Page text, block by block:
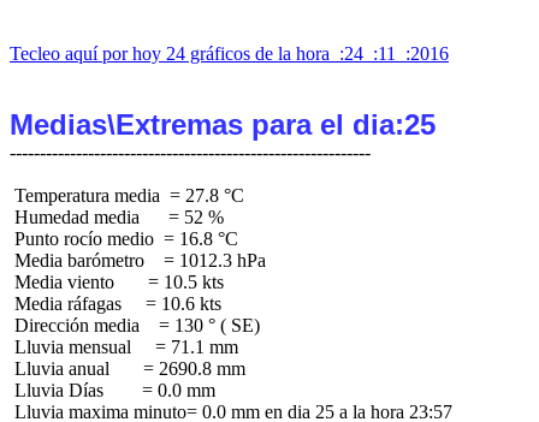
Tecleo aquí por hoy 24 gráficos de la hora  :24  :11  :2016
Medias\Extremas para el dia:25
Temperatura media  = 27.8 °C
Humedad media      = 52 %
Punto rocío medio  = 16.8 °C
Media barómetro    = 1012.3 hPa
Media viento       = 10.5 kts
Media ráfagas     = 10.6 kts
Dirección media    = 130 ° ( SE)
Lluvia mensual     = 71.1 mm
Lluvia anual       = 2690.8 mm
Lluvia Días        = 0.0 mm